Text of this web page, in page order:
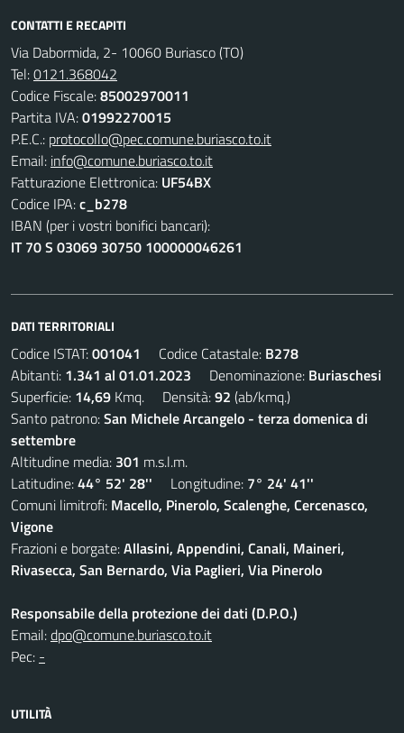
CONTATTI E RECAPITI
Via Dabormida, 2- 10060 Buriasco (TO)
Tel:0121.368042
Codice Fiscale:85002970011
Partita IVA:01992270015
P.E.C.: protocollo@pec.comune.buriasco.to.it
Email: info@comune.buriasco.to.it
Fatturazione Elettronica: UF54BX
Codice IPA:c_b278
IBAN (per i vostri bonifici bancari):
IT 70 S 03069 30750 100000046261
DATI TERRITORIALI
Codice ISTAT:001041 Codice Catastale: B278
Abitanti: 1.341 al 01.01.2023 Denominazione: Buriaschesi
Superficie: 14,69 Kmq. Densità:92 (ab/kmq.)
Santo patrono:San Michele Arcangelo - terza domenica di
settembre
Altitudine media: 301 m.s.l.m.
Latitudine:44° 52' 28'' Longitudine: 7° 24' 41''
Comuni limitrofi: Macello, Pinerolo, Scalenghe, Cercenasco,
Vigone
Frazioni e borgate:Allasini, Appendini, Canali, Maineri,
Rivasecca, San Bernardo, Via Paglieri, Via Pinerolo
Responsabile della protezione dei dati (D.P.O.)
Email:dpo@comune.buriasco.to.it
Pec: -
UTILITÀ